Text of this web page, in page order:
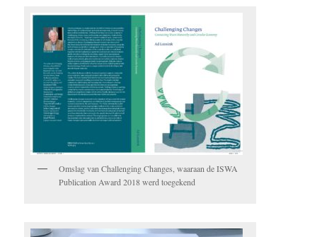
Omslag van Challenging Changes, waaraan de ISWA
Publication Award 2018 werd toegekend